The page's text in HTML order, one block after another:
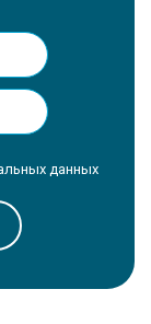
данных